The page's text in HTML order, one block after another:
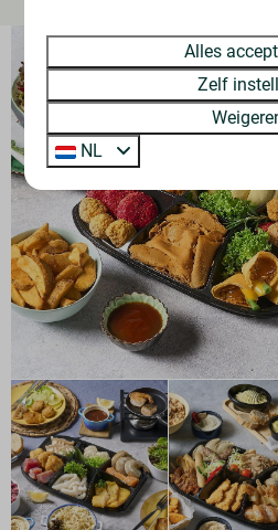
Alles
Zelf
NL